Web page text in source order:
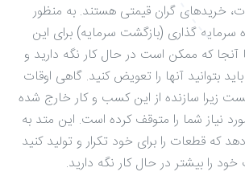
خریدهای گران قیمتی هستند. به منظور
سرمایه گذاری (بازگشت سرمایه) برای این
آنجا که ممکن است در حال کار نگه دارید و
بتوانید آنها را تعویض کنید. گاهی اوقات
زیرا سازنده از این کسب و کار خارج شده
نیاز شما را متوقف کرده است. این متد به
که قطعات را برای خود تکرار و تولید کنید
خود را بیشتر در حال کار نگه دارید.